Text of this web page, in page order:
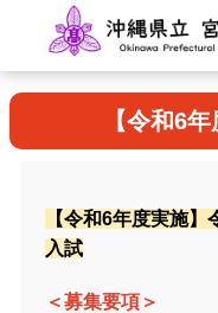
【令和6
【令和6年度実施
入試
＜募集要項＞